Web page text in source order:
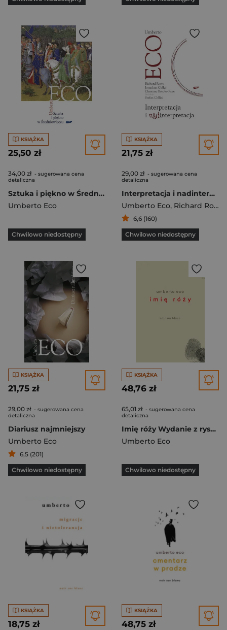
KSIĄŻKA
25,50 zł
34,00 zł - sugerowana cena
detaliczna
Sztuka i piękno w Średniowieczu
Umberto Eco
Chwilowo niedostępny
KSIĄŻKA
21,75 zł
29,00 zł - sugerowana cena
detaliczna
Interpretacja i nadinterpretacja
Umberto Eco, Richard Rorty
6,6 (160)
Chwilowo niedostępny
KSIĄŻKA
21,75 zł
29,00 zł - sugerowana cena
detaliczna
Diariusz najmniejszy
Umberto Eco
6,5 (201)
Chwilowo niedostępny
KSIĄŻKA
48,76 zł
65,01 zł - sugerowana cena
detaliczna
Imię róży Wydanie z rysunkami Autora
Umberto Eco
Chwilowo niedostępny
KSIĄŻKA
18,75 zł
KSIĄŻKA
48,75 zł